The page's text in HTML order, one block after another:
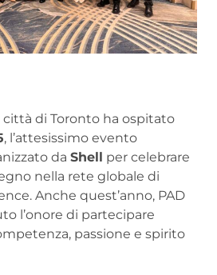
città di Toronto ha ospitato
, l’attesissimo evento
da Shell
per celebrare
nella rete globale di
Anche quest’anno, PAD
l’onore di partecipare
passione e spirito